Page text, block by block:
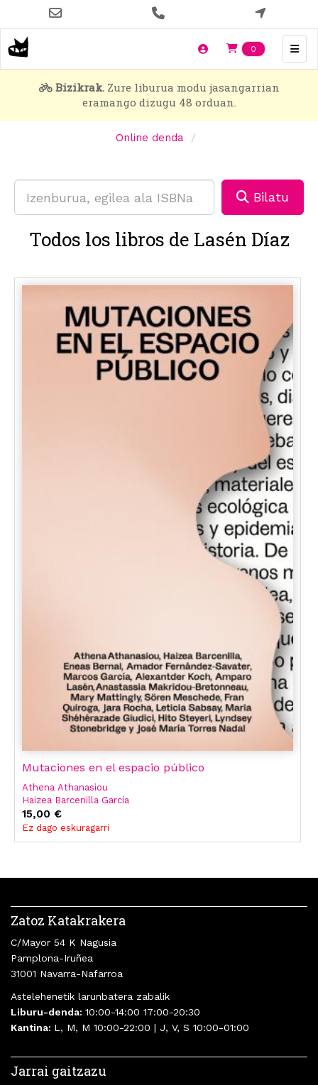
main
content
0 Items en
Bizikrak.Zure liburua modu jasangarrian
eramango dizugu 48 orduan.
Online denda
Bilatu
Todos los libros de Lasén Díaz
Mutaciones en el espacio público
Athena Athanasiou
Haizea Barcenilla García
Eneas Bernal
Amador Fernández-Savater
Haizea Barcenilla
Ampa Lasén
15,00 €
Ez dago eskuragarri
Zatoz Katakrakera
C/Mayor 54 K Nagusia
Pamplona-Iruñea
31001 Navarra-Nafarroa
Astelehenetik larunbatera zabalik
Liburu-denda: 10:00-14:00 17:00-20:30
Kantina: L, M, M 10:00-22:00 | J, V, S 10:00-01:00
Jarrai gaitzazu